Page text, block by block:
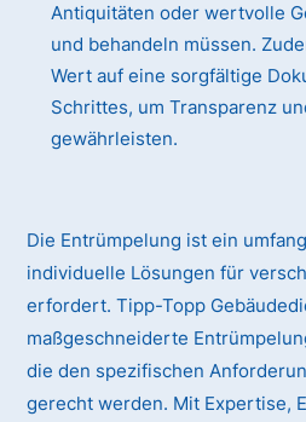
Antiquitäten oder wertvolle
und behandeln müssen.
Wert auf eine sorgfältige
Schrittes, um Transparenz
gewährleisten.
Die Entrümpelung ist ein
individuelle Lösungen für
erfordert. Tipp-Topp
maßgeschneiderte
die den spezifischen
gerecht werden. Mit Expertise,